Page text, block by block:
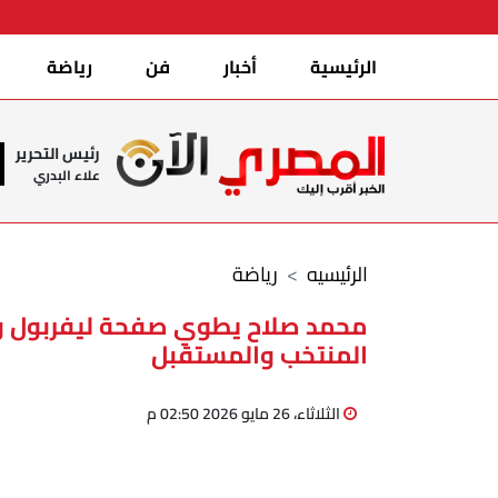
الرئيسية أخبار فن رياضة
رئيس التحرير
علاء البدري
رياضة الرئيسيه
محمد صلاح يطوي صفحة
المنتخب والمستقبل
الثلاثاء، 26 مايو 2026 02:50 م